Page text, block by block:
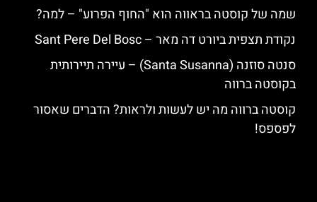
שמה של קוסטה בראווה הוא "החוף הפרוע" – למה?
נקודת תצפית ביורט דה מאר – Sant Pere Del Bosc
סנטה סוזנה (Santa Susanna) – עיירה תיירותית
בקוסטה ברווה
קוסטה ברווה מה יש לעשות ולראות? הדברים שאסור
לפספס!